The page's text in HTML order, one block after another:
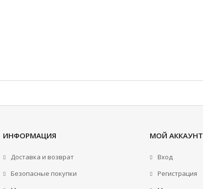
ИНФОРМАЦИЯ
Доставка и возврат
Безопасные покупки
МОЙ АККАУНТ
Вход
Регистрация